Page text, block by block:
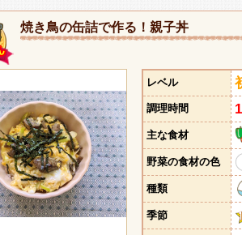
焼き鳥の缶詰で作る！親子丼
レベル
調理時間
主な食材
野菜の食材の色
種類
季節